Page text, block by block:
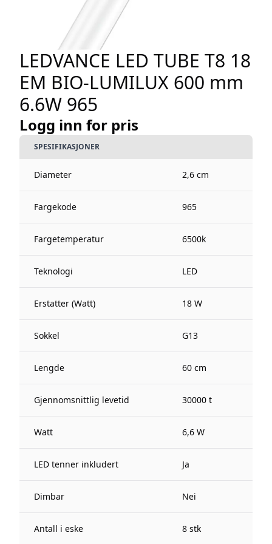
LEDVANCE LED TUBE T8 18
EM BIO-LUMILUX 600 mm
6.6W 965
Logg inn for pris
SPESIFIKASJONER
Diameter 2,6 cm
Fargekode 965
Fargetemperatur 6500k
Teknologi LED
Erstatter (Watt) 18 W
Sokkel G13
Lengde 60 cm
Gjennomsnittlig levetid 30000 t
Watt 6,6 W
LED tenner inkludert Ja
Dimbar Nei
Antall i eske 8 stk